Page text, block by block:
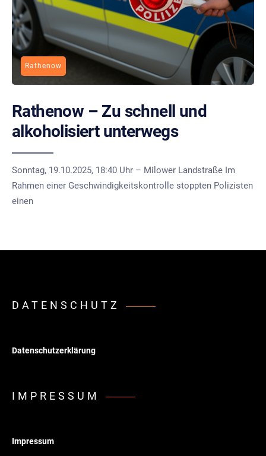
Rathenow
Rathenow – Zu schnell und
alkoholisiert unterwegs
Sonntag, 19.10.2025, 18:40 Uhr – Milower Landstraße Im
Rahmen einer Geschwindigkeitskontrolle stoppten Polizisten
einen
DATENSCHUTZ
Datenschutzerklärung
IMPRESSUM
Impressum